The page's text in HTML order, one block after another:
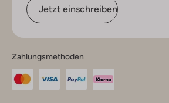
Jetzt einschreiben
Zahlungsmethoden